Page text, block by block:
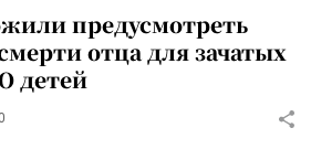
предусмотреть
отца для зачатых
детей